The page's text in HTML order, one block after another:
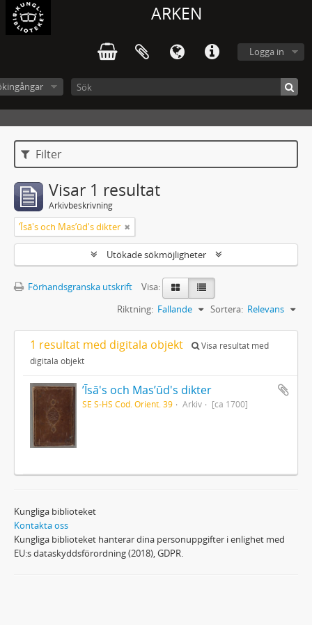
ARKEN
Logga in
Filter
Visar 1 resultat
Arkivbeskrivning
ʼĪsā's och Masʼūd's dikter
Utökade sökmöjligheter
Förhandsgranska utskrift
Visa:
Sortera: Relevans
Riktning: Fallande
1 resultat med digitala objekt
Visa resultat med
digitala objekt
ʼĪsā's och Masʼūd's dikter
SE S-HS Cod. Orient. 39 Arkiv [ca 1700]
Kungliga biblioteket
Kontakta oss
Kungliga biblioteket hanterar dina personuppgifter i enlighet med
EU:s dataskyddsförordning (2018), GDPR.